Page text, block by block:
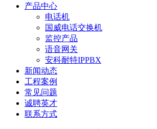
产品中心
电话机
国威电话交换机
监控产品
语音网关
安科耐特IPPBX
新闻动态
工程案例
常见问题
诚聘英才
联系方式